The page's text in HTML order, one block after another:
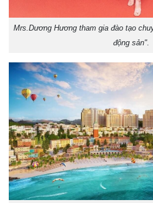
Mrs.Dương Hương tham gia đào tạo
động sản".